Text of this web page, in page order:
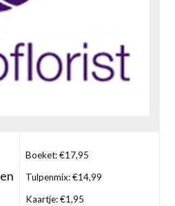
Boeket: €17,95
Tulpenmix: €14,99
Kaartje: €1,95